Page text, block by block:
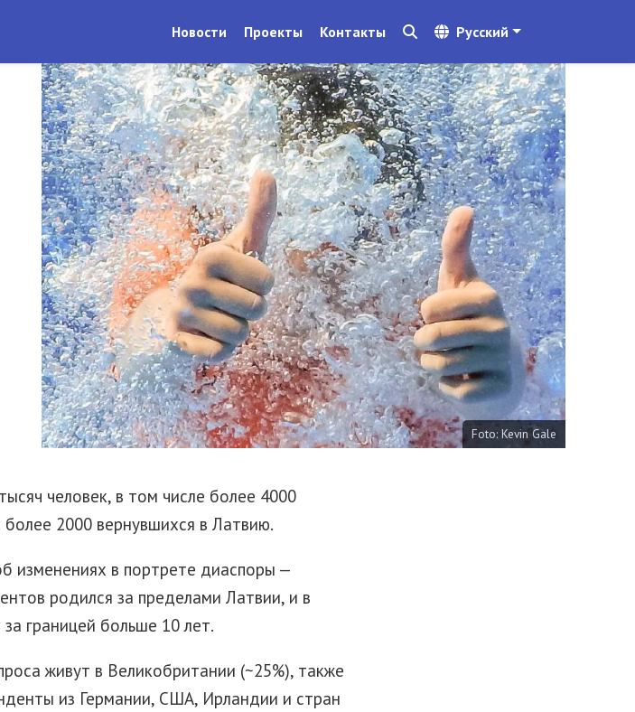
Новости Проекты Контакты Русский
Foto: Kevin Gale
человек, в том числе более 4000
2000 вернувшихся в Латвию.
изменениях в портрете диаспоры —
родился за пределами Латвии, и в
границей больше 10 лет.
живут в Великобритании (~25%), также
из Германии, США, Ирландии и стран